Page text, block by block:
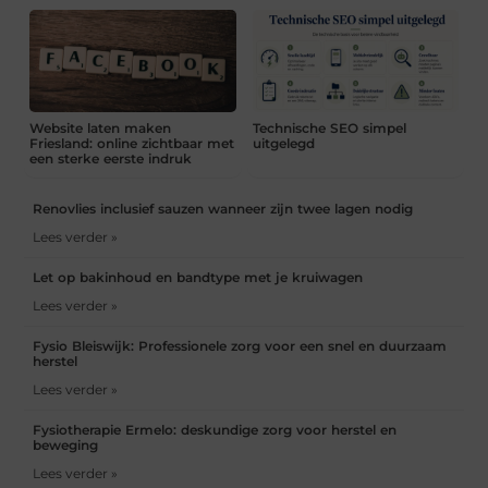
Website laten maken
Friesland: online zichtbaar met
een sterke eerste indruk
Technische SEO simpel
uitgelegd
Renovlies inclusief sauzen wanneer zijn twee lagen nodig
Lees verder »
Let op bakinhoud en bandtype met je kruiwagen
Lees verder »
Fysio Bleiswijk: Professionele zorg voor een snel en duurzaam
herstel
Lees verder »
Fysiotherapie Ermelo: deskundige zorg voor herstel en
beweging
Lees verder »